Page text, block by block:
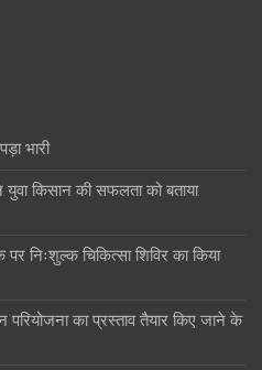
भारी
किसान की सफलता को बताया
पर निःशुल्क चिकित्सा शिविर का किया
का प्रस्ताव तैयार किए जाने के